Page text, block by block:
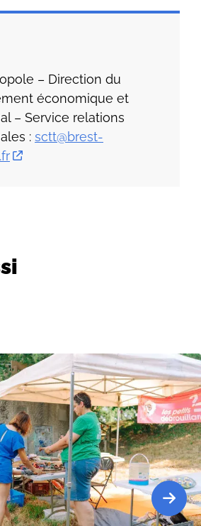
– Direction du
économique et
– Service relations
: sctt@brest-